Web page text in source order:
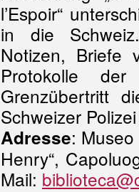
l’Espoir“
in die
Notizen, Briefe
Protokolle
Grenzübertritt
Schweizer
Adresse:
Henry“,
Mail: